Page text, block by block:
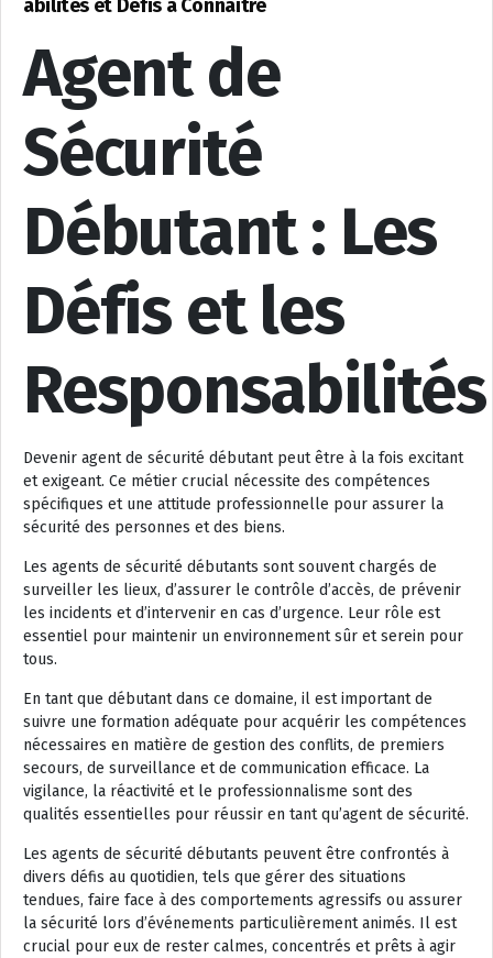
abilités et Défis à Connaître
Agent de
Sécurité
Débutant : Les
Défis et les
Responsabilités
Devenir agent de sécurité débutant peut être à la fois excitant
et exigeant. Ce métier crucial nécessite des compétences
spécifiques et une attitude professionnelle pour assurer la
sécurité des personnes et des biens.
Les agents de sécurité débutants sont souvent chargés de
surveiller les lieux, d’assurer le contrôle d’accès, de prévenir
les incidents et d’intervenir en cas d’urgence. Leur rôle est
essentiel pour maintenir un environnement sûr et serein pour
tous.
En tant que débutant dans ce domaine, il est important de
suivre une formation adéquate pour acquérir les compétences
nécessaires en matière de gestion des conflits, de premiers
secours, de surveillance et de communication efficace. La
vigilance, la réactivité et le professionnalisme sont des
qualités essentielles pour réussir en tant qu’agent de sécurité.
Les agents de sécurité débutants peuvent être confrontés à
divers défis au quotidien, tels que gérer des situations
tendues, faire face à des comportements agressifs ou assurer
la sécurité lors d’événements particulièrement animés. Il est
crucial pour eux de rester calmes, concentrés et prêts à agir